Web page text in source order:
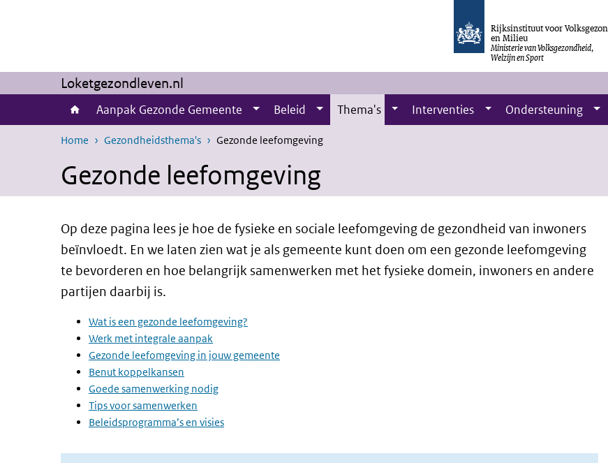
Rijksinstituut voor
en Milieu
Ministerie van Volksgezondheid,
Welzijn en Sport
Loketgezondleven.nl
Aanpak Gezonde Gemeente Beleid Thema's Interventies Ondersteuning
Home Gezondheidsthema's Gezonde leefomgeving
Gezonde leefomgeving
Op deze pagina lees je hoe de fysieke en sociale leefomgeving de gezondheid van inwoners
beïnvloedt. En we laten zien wat je als gemeente kunt doen om een gezonde leefomgeving
te bevorderen en hoe belangrijk samenwerken met het fysieke domein, inwoners en andere
partijen daarbij is.
Wat is een gezonde leefomgeving?
Werk met integrale aanpak
Gezonde leefomgeving in jouw gemeente
Benut koppelkansen
Goede samenwerking nodig
Tips voor samenwerken
Beleidsprogramma’s en visies